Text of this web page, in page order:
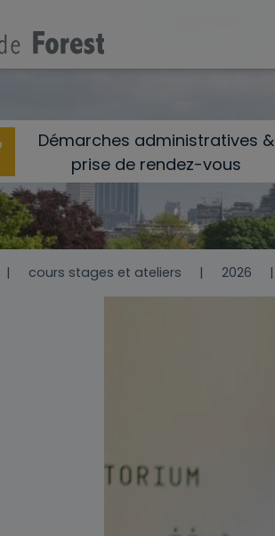
Démarches administratives &
prise de rendez-vous
cours stages et ateliers 2026